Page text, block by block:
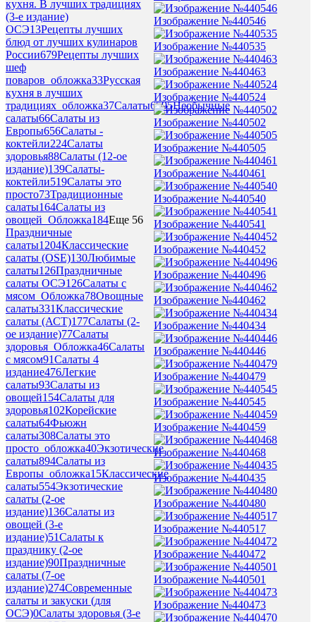
кухня. В лучших традициях
(3-е издание)
ОСЭ13Рецепты лучших
блюд от лучших кулинаров
России679Рецепты лучших
шеф
поваров_обложка33Русская
кухня в лучших
традициях_обложка37Салаты6595Необычные
салаты66Салаты из
Европы656Салаты -
коктейли224Салаты
здоровья88Салаты (12-ое
издание)139Салаты-
коктейли519Салаты это
просто73Традиционные
салаты164Салаты из
овощей_Обложка184Еще 56
Праздничные
салаты1204Классические
салаты (OSE)130Любимые
салаты126Праздничные
салаты ОСЭ126Салаты с
мясом_Обложка78Овощные
салаты331Классические
салаты (АСТ)177Салаты (2-
ое издание)77Салаты
здоровья_Обложка46Салаты
с мясом91Салаты 4
издание476Легкие
салаты93Салаты из
овощей154Салаты для
здоровья102Корейские
салаты64Фьюжн
салаты308Салаты это
просто_обложка40Экзотические
салаты894Салаты из
Европы_обложка15Классические
салаты554Экзотические
салаты (2-ое
издание)136Салаты из
овощей (3-е
издание)51Салаты к
празднику (2-ое
издание)90Праздничные
салаты (7-ое
издание)274Современные
салаты и закуски (для
ОСЭ)0Салаты здоровья (3-е
Изображение №440546
Изображение №440535
Изображение №440463
Изображение №440524
Изображение №440502
Изображение №440505
Изображение №440461
Изображение №440540
Изображение №440541
Изображение №440452
Изображение №440496
Изображение №440462
Изображение №440434
Изображение №440446
Изображение №440479
Изображение №440545
Изображение №440459
Изображение №440468
Изображение №440435
Изображение №440480
Изображение №440517
Изображение №440472
Изображение №440501
Изображение №440473